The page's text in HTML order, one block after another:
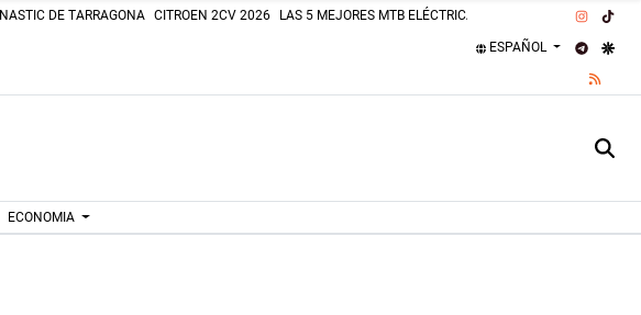
NASTIC DE TARRAGONA CITROEN 2CV 2026 LAS 5 MEJORES MTB ELÉCTRICAS 2026 PLAJAS PERROS
ESPAÑOL
RSS
ECONOMIA